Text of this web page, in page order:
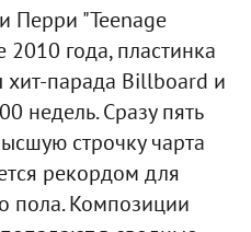
Перри "Teenage
2010 года, пластинка
парада Billboard и
недель. Сразу пять
строчку чарта
рекордом для
пола. Композиции